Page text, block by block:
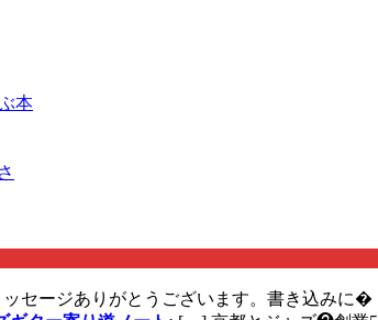
本
ッセージありがとうございます。書き込みに�